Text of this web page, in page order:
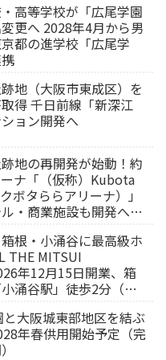
高等学校が「広尾学園
更へ 2028年4月から男
都の進学校「広尾学
地（大阪市東成区）を
得 千日前線「新深江
ョン開発へ
地の再開発が始動！約
ナ「（仮称）Kubota
ボタららアリーナ）」
・商業施設も開発へ
根・小涌谷に最高級ホ
THE MITSUI
年12月15日開業、箱
涌谷駅」徒歩2分（旅
大阪城東部地区を結ぶ
年春供用開始予定（完